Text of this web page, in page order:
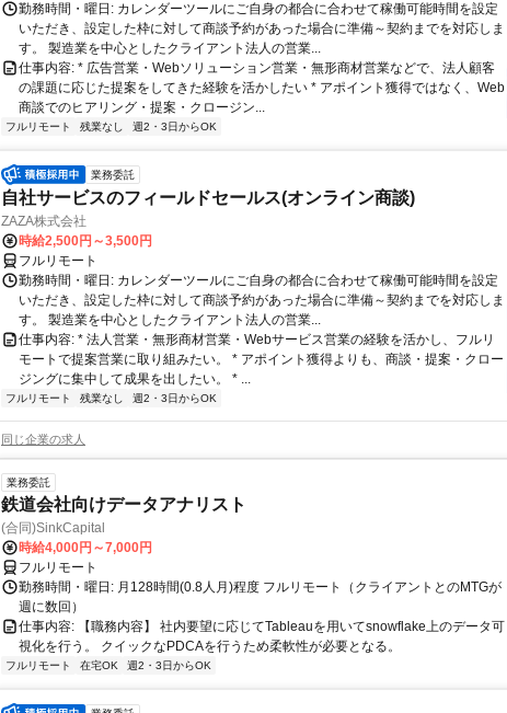
勤務時間・曜日: カレンダーツールにご自身の都合に合わせて稼働可能時間を設定
いただき、設定した枠に対して商談予約があった場合に準備～契約までを対応しま
す。 製造業を中心としたクライアント法人の営業...
仕事内容: * 広告営業・Webソリューション営業・無形商材営業などで、法人顧客
の課題に応じた提案をしてきた経験を活かしたい * アポイント獲得ではなく、Web
商談でのヒアリング・提案・クロージン...
フルリモート 残業なし 週2・3日からOK
業務委託
自社サービスのフィールドセールス(オンライン商談)
ZAZA株式会社
時給2,500円～3,500円
フルリモート
勤務時間・曜日: カレンダーツールにご自身の都合に合わせて稼働可能時間を設定
いただき、設定した枠に対して商談予約があった場合に準備～契約までを対応しま
す。 製造業を中心としたクライアント法人の営業...
仕事内容: * 法人営業・無形商材営業・Webサービス営業の経験を活かし、フルリ
モートで提案営業に取り組みたい。 * アポイント獲得よりも、商談・提案・クロー
ジングに集中して成果を出したい。 * ...
フルリモート 残業なし 週2・3日からOK
同じ企業の求人
業務委託
鉄道会社向けデータアナリスト
(合同)SinkCapital
時給4,000円～7,000円
フルリモート
勤務時間・曜日: 月128時間(0.8人月)程度​ フルリモート（クライアントとのMTGが
週に数回）
仕事内容: 【職務内容】 社内要望に応じてTableauを用いてsnowflake上のデータ可
視化を行う。 クイックなPDCAを行うため柔軟性が必要となる。
フルリモート 在宅OK 週2・3日からOK